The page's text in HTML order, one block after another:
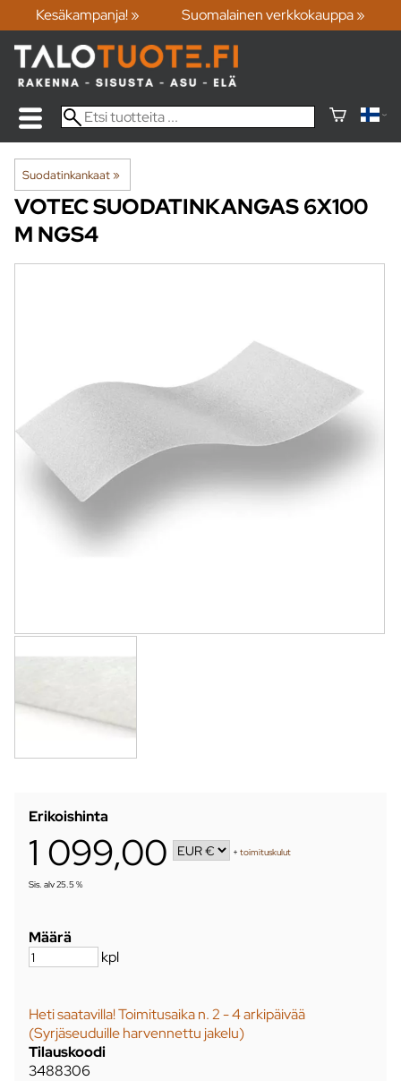
Kesäkampanja! » Suomalainen verkkokauppa »
Suodatinkankaat‪»
VOTECSUODATINKANGAS 6X100
M NGS4
Erikoishinta
1 099,00 +toimituskulut
Sis. alv 25.5 %
Määrä
kpl
Heti saatavilla! Toimitusaika n. 2 - 4 arkipäivää
(Syrjäseuduille harvennettu jakelu)
Tilauskoodi
3488306